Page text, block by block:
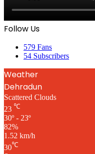
Follow Us
579 Fans
54 Subscribers
Weather
Dehradun
Scattered Clouds
23 ℃
30º - 23º
82%
1.52 km/h
30℃